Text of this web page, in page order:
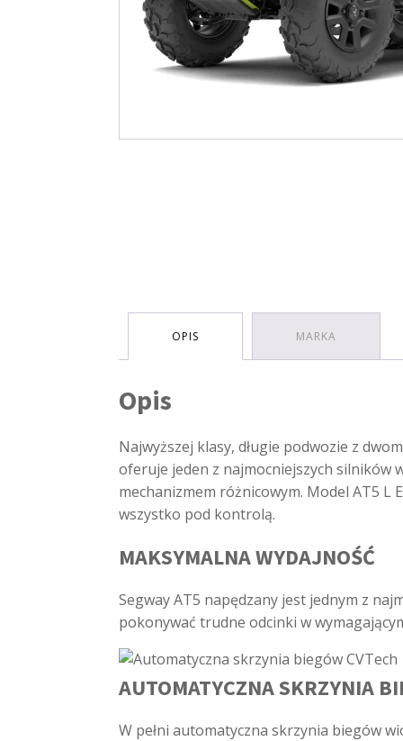
OPIS MARKA
Opis
Najwyższej klasy, długie podwozie z
oferuje jeden z najmocniejszych silników
mechanizmem różnicowym. Model AT5
wszystko pod kontrolą.
MAKSYMALNA WYDAJNOŚĆ
Segway AT5 napędzany jest jednym z
pokonywać trudne odcinki w
AUTOMATYCZNA SKRZYNIA
W pełni automatyczna skrzynia biegów